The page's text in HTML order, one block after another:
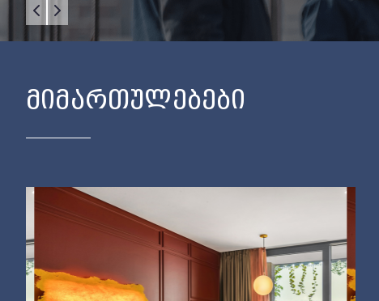
ᲛᲘᲛᲐᲠᲗᲣᲚᲔᲑᲔᲑᲘ